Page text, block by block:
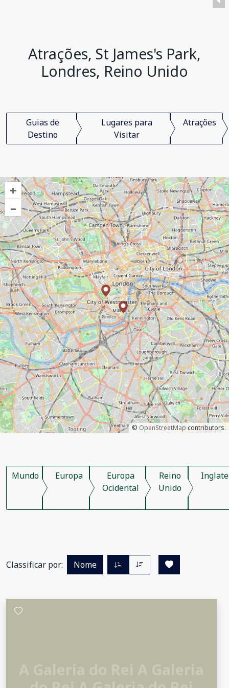
Atrações, St James's Park,
Londres, Reino Unido
Guias de
Destino
Lugares para
Visitar
Atrações
+
–
© OpenStreetMap contributors.
Mundo Europa
Europa
Ocidental
Reino
Unido
Classificar por: Nome